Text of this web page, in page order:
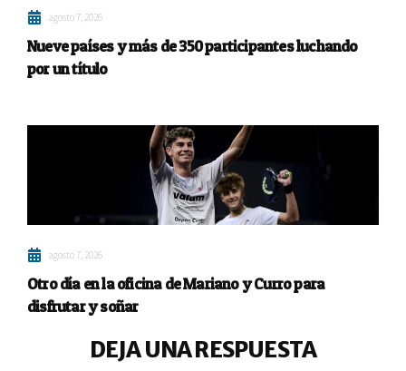
agosto 7, 2026
Nueve países y más de 350 participantes luchando
por un título
agosto 7, 2026
Otro día en la oficina de Mariano y Curro para
disfrutar y soñar
DEJA UNA RESPUESTA